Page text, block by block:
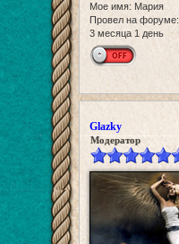
Мое имя: Мария
Провел на форуме:
3 месяца 1 день
Glazky
Модератор